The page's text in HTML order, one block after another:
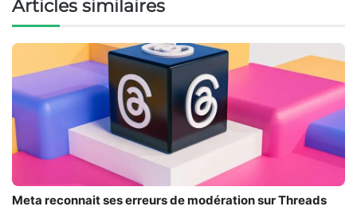
Articles similaires
Meta reconnait ses erreurs de modération sur Threads